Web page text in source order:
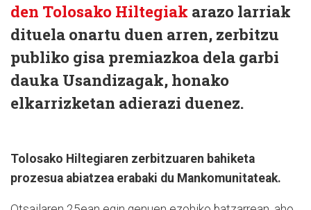
den Tolosako Hiltegiak arazo larriak
dituela onartu duen arren, zerbitzu
publiko gisa premiazkoa dela garbi
dauka Usandizagak, honako
elkarrizketan adierazi duenez.
Tolosako Hiltegiaren zerbitzuaren bahiketa
prozesua abiatzea erabaki du Mankomunitateak.